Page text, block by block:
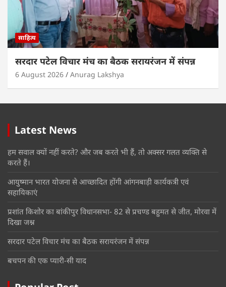
साहित्य
सरदार पटेल विचार मंच का बैठक सरायरंजन में संपन्न
6 August 2026 Anurag Lakshya
Latest News
हम सवाल क्यों नहीं करते? और जब करते भी हैं, तो अक्सर गलत व्यक्ति से
करते हैं।
आयुष्मान भारत योजना से आच्छादित होंगी आंगनबाड़ी कार्यकत्री एवं
सहायिकाएं
प्रशांत किशोर का बांकीपुर विधानसभा- 82 से प्रचण्ड बहुमत से जीत, मोरवा में
दिखा जश्न
सरदार पटेल विचार मंच का बैठक सरायरंजन में संपन्न
बचपन की एक प्यारी-सी याद